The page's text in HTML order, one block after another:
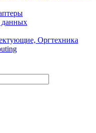
данных
Оргтехника